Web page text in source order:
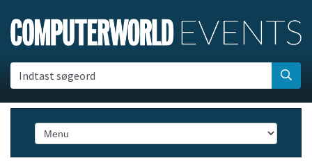
Indtast søgeord